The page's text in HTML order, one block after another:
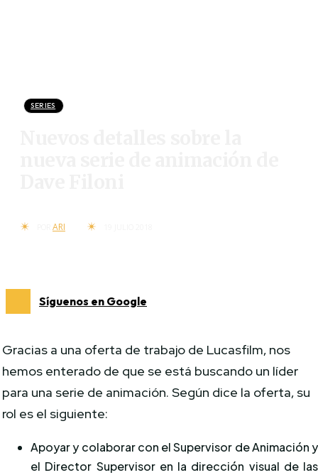
SERIES
ARI
Síguenos en Google
Gracias a una oferta de trabajo de Lucasfilm, nos
hemos enterado de que se está buscando un líder
para una serie de animación. Según dice la oferta, su
rol es el siguiente:
Apoyar y colaborar con el Supervisor de Animación y
el Director Supervisor en la dirección visual de las